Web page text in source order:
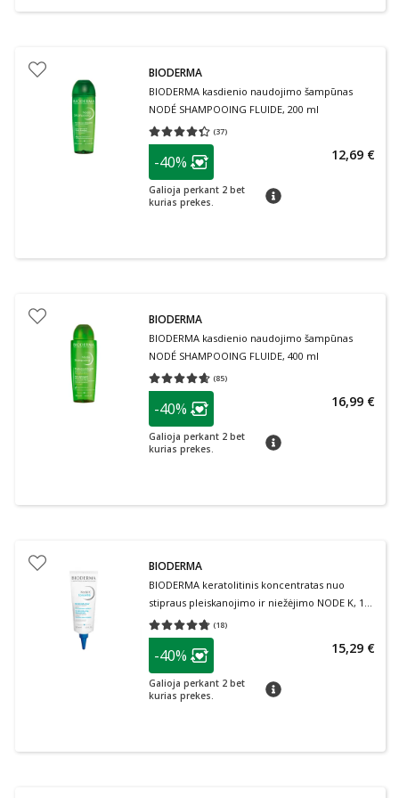
BIODERMA
BIODERMA kasdienio naudojimo šampūnas
NODÉ SHAMPOOING FLUIDE, 200 ml
(37)
Vidutinis įvertinimas 4.32
patarimas
Lojalumo klubo narių nuolaida
-40%
Galioja perkant 2 bet
kurias prekes.
patarimas
12,69 €
BIODERMA
BIODERMA kasdienio naudojimo šampūnas
NODÉ SHAMPOOING FLUIDE, 400 ml
(85)
Vidutinis įvertinimas 4.62
patarimas
Lojalumo klubo narių nuolaida
-40%
Galioja perkant 2 bet
kurias prekes.
patarimas
16,99 €
BIODERMA
BIODERMA keratolitinis koncentratas nuo
stipraus pleiskanojimo ir niežėjimo NODE K, 100
ml
(18)
Vidutinis įvertinimas 4.72
patarimas
Lojalumo klubo narių nuolaida
-40%
Galioja perkant 2 bet
kurias prekes.
patarimas
15,29 €